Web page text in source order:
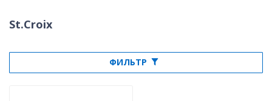
St.Croix
ФИЛЬТР